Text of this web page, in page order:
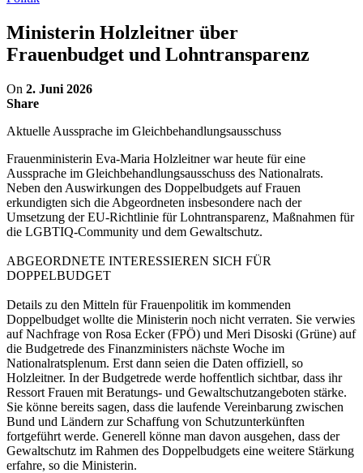
Ministerin Holzleitner über
Frauenbudget und Lohntransparenz
On 2. Juni 2026
Share
Aktuelle Aussprache im Gleichbehandlungsausschuss
Frauenministerin Eva-Maria Holzleitner war heute für eine
Aussprache im Gleichbehandlungsausschuss des Nationalrats.
Neben den Auswirkungen des Doppelbudgets auf Frauen
erkundigten sich die Abgeordneten insbesondere nach der
Umsetzung der EU-Richtlinie für Lohntransparenz, Maßnahmen für
die LGBTIQ-Community und dem Gewaltschutz.
ABGEORDNETE INTERESSIEREN SICH FÜR
DOPPELBUDGET
Details zu den Mitteln für Frauenpolitik im kommenden
Doppelbudget wollte die Ministerin noch nicht verraten. Sie verwies
auf Nachfrage von Rosa Ecker (FPÖ) und Meri Disoski (Grüne) auf
die Budgetrede des Finanzministers nächste Woche im
Nationalratsplenum. Erst dann seien die Daten offiziell, so
Holzleitner. In der Budgetrede werde hoffentlich sichtbar, dass ihr
Ressort Frauen mit Beratungs- und Gewaltschutzangeboten stärke.
Sie könne bereits sagen, dass die laufende Vereinbarung zwischen
Bund und Ländern zur Schaffung von Schutzunterkünften
fortgeführt werde. Generell könne man davon ausgehen, dass der
Gewaltschutz im Rahmen des Doppelbudgets eine weitere Stärkung
erfahre, so die Ministerin.